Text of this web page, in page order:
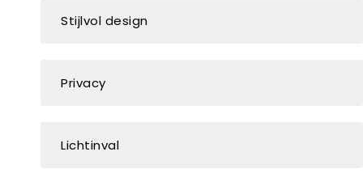
Stijlvol design
Privacy
Lichtinval